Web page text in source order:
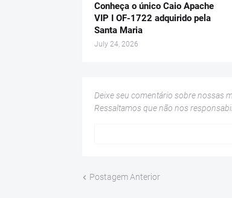
Conheça o único Caio Apache
VIP I OF-1722 adquirido pela
Santa Maria
July 24, 2026
Deixe seu comentário sobre nossas
Ressaltamos que não nos
Postagem Anterior